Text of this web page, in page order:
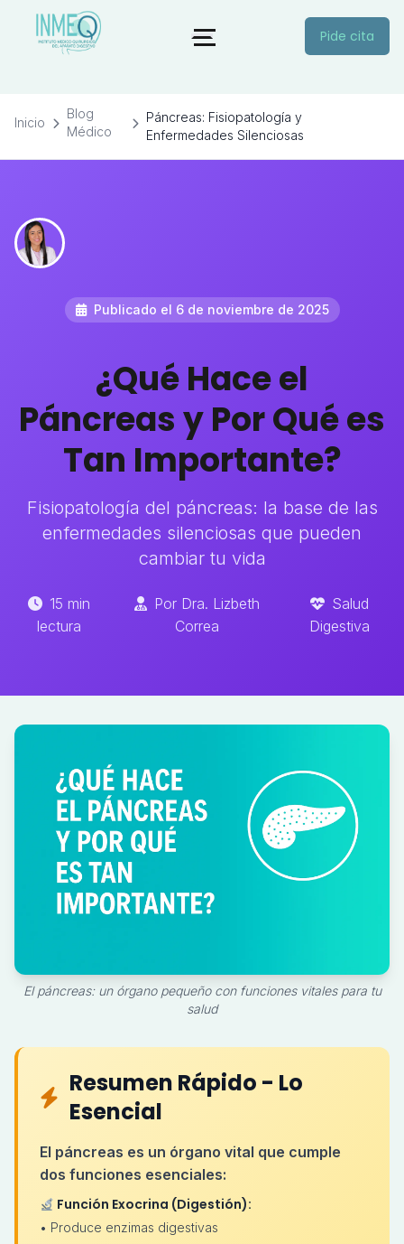
Pide cita
Inicio
Blog
Médico
Páncreas: Fisiopatología y
Enfermedades Silenciosas
Publicado el 6 de noviembre de 2025
¿Qué Hace el
Páncreas y Por Qué es
Tan Importante?
Fisiopatología del páncreas: la base de las
enfermedades silenciosas que pueden
cambiar tu vida
15 min
lectura
Por Dra. Lizbeth
Correa
Salud
Digestiva
El páncreas: un órgano pequeño con funciones vitales para tu
salud
Resumen Rápido - Lo
Esencial
El páncreas es un órgano vital que cumple
dos funciones esenciales:
Función Exocrina (Digestión):
• Produce enzimas digestivas